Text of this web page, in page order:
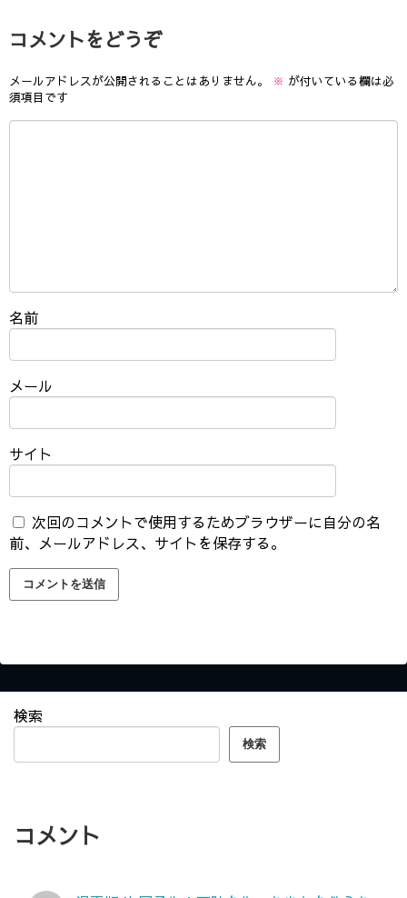
コメントをどうぞ
メールアドレスが公開されることはありません。 ※ が付いている欄は必
須項目です
名前
メール
サイト
次回のコメントで使用するためブラウザーに自分の名
前、メールアドレス、サイトを保存する。
検索
検索
コメント